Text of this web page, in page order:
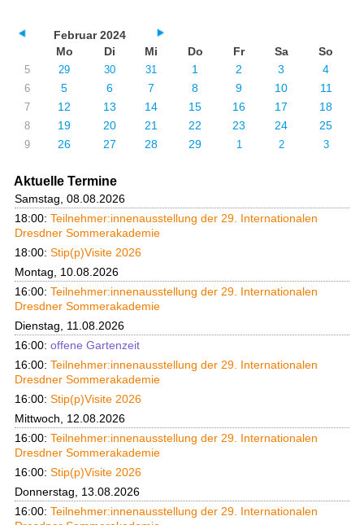
Februar 2024
Mo
Di Mi Do Fr Sa So
5 29 30 31 1 2 3 4
6 5 6 7 8 9 10 11
7 12 13 14 15 16 17 18
8 19 20 21 22 23 24 25
9 26 27 28 29 1 2 3
Aktuelle Termine
Samstag, 08.08.2026
18:00: Teilnehmer:innenausstellung der 29. Internationalen
Dresdner Sommerakademie
18:00: Stip(p)Visite 2026
Montag, 10.08.2026
16:00: Teilnehmer:innenausstellung der 29. Internationalen
Dresdner Sommerakademie
Dienstag, 11.08.2026
16:00: offene Gartenzeit
16:00: Teilnehmer:innenausstellung der 29. Internationalen
Dresdner Sommerakademie
16:00: Stip(p)Visite 2026
Mittwoch, 12.08.2026
16:00: Teilnehmer:innenausstellung der 29. Internationalen
Dresdner Sommerakademie
16:00: Stip(p)Visite 2026
Donnerstag, 13.08.2026
16:00: Teilnehmer:innenausstellung der 29. Internationalen